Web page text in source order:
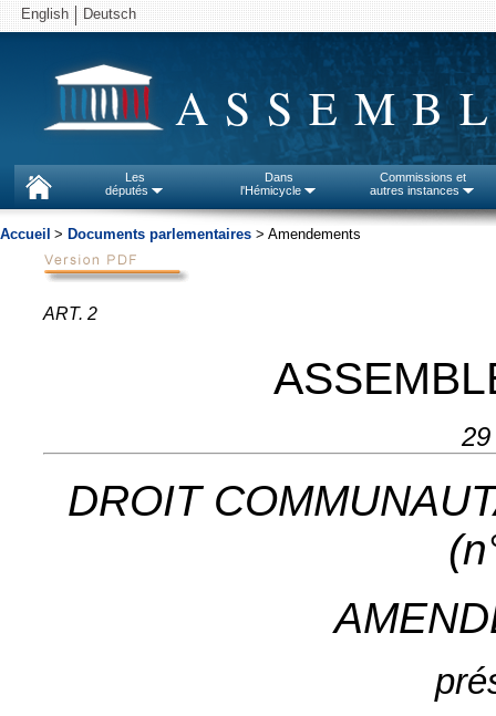
English Deutsch
Les
députés
Dans
l'Hémicycle
Commissions et
autres instances
Accueil > Documents parlementaires > Amendements
ART. 2
DROIT